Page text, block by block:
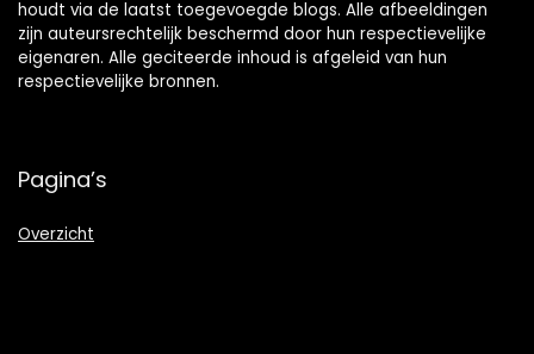
houdt via de laatst toegevoegde blogs. Alle afbeeldingen
zijn auteursrechtelijk beschermd door hun respectievelijke
eigenaren. Alle geciteerde inhoud is afgeleid van hun
respectievelijke bronnen.
Pagina’s
Overzicht